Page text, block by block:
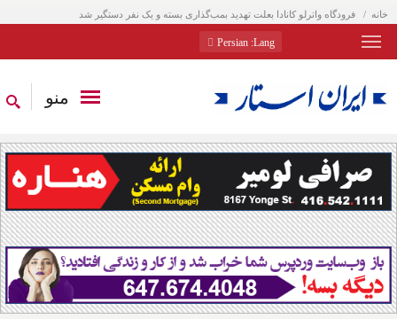
خانه فرودگاه واترلو کانادا بعلت تهدید بمب‌گذاری بسته و یک نفر دستگیر شد
Lang
: Persian
منو